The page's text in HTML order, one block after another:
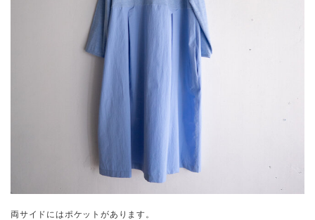
両サイドにはポケットがあります。